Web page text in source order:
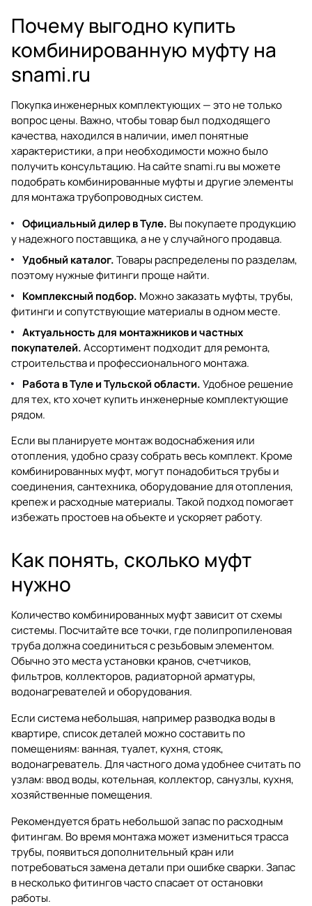
Почему выгодно купить
комбинированную муфту на
snami.ru
Покупка инженерных комплектующих — это не только
вопрос цены. Важно, чтобы товар был подходящего
качества, находился в наличии, имел понятные
характеристики, а при необходимости можно было
получить консультацию. На сайтеsnami.ru вы можете
подобрать комбинированные муфты и другие элементы
для монтажа трубопроводных систем.
Официальный дилер в Туле. Вы покупаете продукцию
у надежного поставщика, а не у случайного продавца.
Удобный каталог.Товары распределены по разделам,
поэтому нужные фитинги проще найти.
Комплексный подбор. Можно заказать муфты, трубы,
фитинги и сопутствующие материалы в одном месте.
Актуальность для монтажников и частных
покупателей.Ассортимент подходит для ремонта,
строительства и профессионального монтажа.
Работа в Туле и Тульской области.Удобное решение
для тех, кто хочет купить инженерные комплектующие
рядом.
Если вы планируете монтаж водоснабжения или
отопления, удобно сразу собрать весь комплект. Кроме
комбинированных муфт, могут понадобитьсятрубы и
соединения,сантехника,оборудование для отопления,
крепеж и расходные материалы. Такой подход помогает
избежать простоев на объекте и ускоряет работу.
Как понять, сколько муфт
нужно
Количество комбинированных муфт зависит от схемы
системы. Посчитайте все точки, где полипропиленовая
труба должна соединиться с резьбовым элементом.
Обычно это места установки кранов, счетчиков,
фильтров, коллекторов, радиаторной арматуры,
водонагревателей и оборудования.
Если система небольшая, например разводка воды в
квартире, список деталей можно составить по
помещениям: ванная, туалет, кухня, стояк,
водонагреватель. Для частного дома удобнее считать по
узлам: ввод воды, котельная, коллектор, санузлы, кухня,
хозяйственные помещения.
Рекомендуется брать небольшой запас по расходным
фитингам. Во время монтажа может измениться трасса
трубы, появиться дополнительный кран или
потребоваться замена детали при ошибке сварки. Запас
в несколько фитингов часто спасает от остановки
работы.